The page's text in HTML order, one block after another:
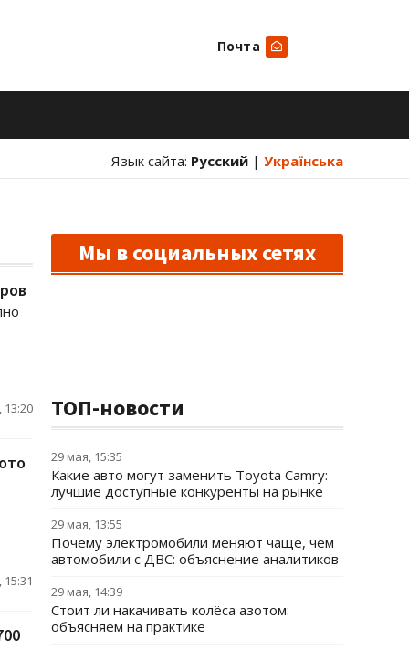
Почта
Язык сайта: Русский | Українська
13:20
Мы в социальных сетях
ТОП-новости
29 мая, 15:35
Какие авто могут заменить Toyota Camry:
лучшие доступные конкуренты на рынке
29 мая, 13:55
Почему электромобили меняют чаще, чем
автомобили с ДВС: объяснение аналитиков
29 мая, 14:39
Стоит ли накачивать колёса азотом:
объясняем на практике